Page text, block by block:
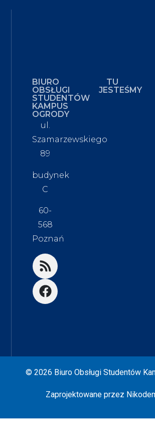
BIURO
OBSŁUGI
STUDENTÓW
KAMPUS
OGRODY
ul.
Szamarzewskiego
89
budynek
C
60-
568
Poznań
TU
JESTEŚMY
© 2026 Biuro Obsługi Studentów
Zaprojektowane przez